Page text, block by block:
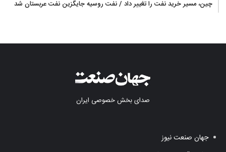
چین، مسیر خرید نفت را تغییر داد / نفت روسیه جایگزین نفت عربستان شد
صدای بخش خصوصی ایران
جهان صنعت نیوز